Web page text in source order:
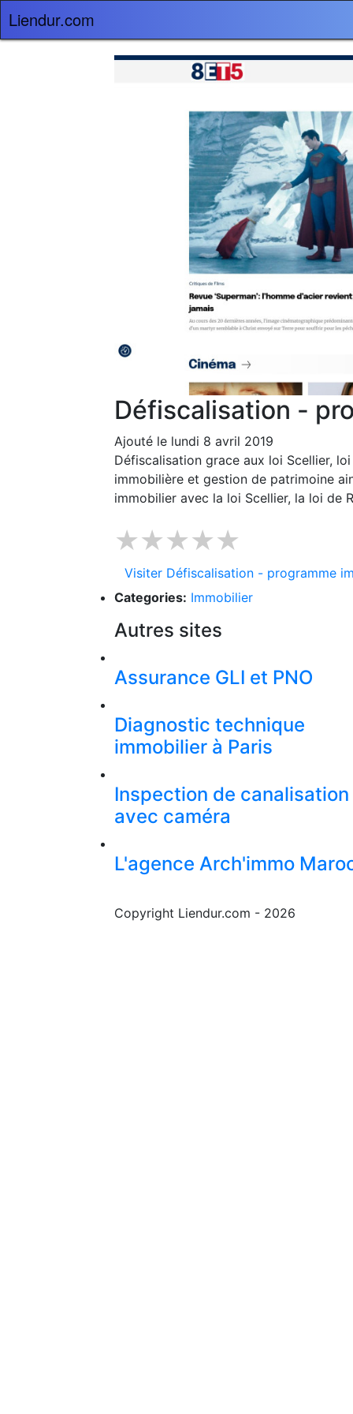
Liendur.com
Défiscalisation -
Ajouté le lundi 8 avril 2019
Défiscalisation grace aux loi Scellier,
immobilière et gestion de patrimoine
immobilier avec la loi Scellier, la loi de
★★★★★
Visiter Défiscalisation - programme
Categories: Immobilier
Autres sites
Assurance GLI et PNO
Diagnostic technique
immobilier à Paris
Inspection de canalisation
avec caméra
L'agence Arch'immo
Copyright Liendur.com - 2026